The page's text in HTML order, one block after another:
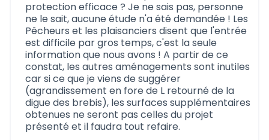
protection efficace ? Je ne sais pas, personne
ne le sait, aucune étude n'a été demandée ! Les
Pêcheurs et les plaisanciers disent que l'entrée
est difficile par gros temps, c'est la seule
information que nous avons ! A partir de ce
constat, les autres aménagements sont inutiles
car si ce que je viens de suggérer
(agrandissement en fore de L retourné de la
digue des brebis), les surfaces supplémentaires
obtenues ne seront pas celles du projet
présenté et il faudra tout refaire.